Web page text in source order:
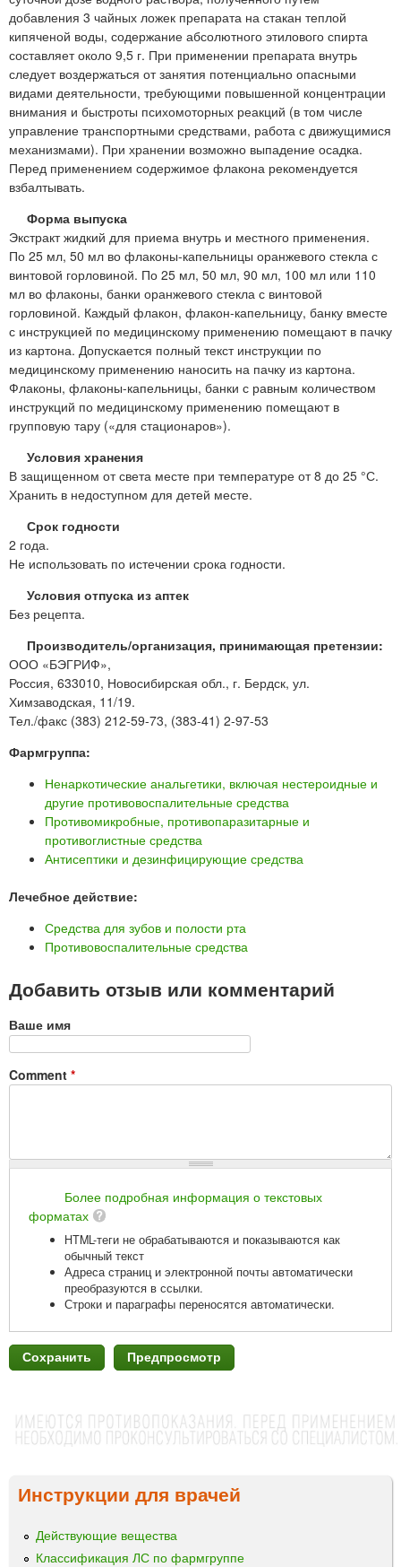
добавления 3 чайных ложек препарата на стакан теплой
кипяченой воды, содержание абсолютного этилового спирта
составляет около 9,5 г. При применении препарата внутрь
следует воздержаться от занятия потенциально опасными
видами деятельности, требующими повышенной концентрации
внимания и быстроты психомоторных реакций (в том числе
управление транспортными средствами, работа с движущимися
механизмами). При хранении возможно выпадение осадка.
Перед применением содержимое флакона рекомендуется
взбалтывать.
Форма выпуска
Экстракт жидкий для приема внутрь и местного применения.
По 25 мл, 50 мл во флаконы-капельницы оранжевого стекла с
винтовой горловиной. По 25 мл, 50 мл, 90 мл, 100 мл или 110
мл во флаконы, банки оранжевого стекла с винтовой
горловиной. Каждый флакон, флакон-капельницу, банку вместе
с инструкцией по медицинскому применению помещают в пачку
из картона. Допускается полный текст инструкции по
медицинскому применению наносить на пачку из картона.
Флаконы, флаконы-капельницы, банки с равным количеством
инструкций по медицинскому применению помещают в
групповую тару («для стационаров»).
Условия хранения
В защищенном от света месте при температуре от 8 до 25 °С.
Хранить в недоступном для детей месте.
Срок годности
2 года.
Не использовать по истечении срока годности.
Условия отпуска из аптек
Без рецепта.
Производитель/организация, принимающая претензии:
ООО «БЭГРИФ»,
Россия, 633010, Новосибирская обл., г. Бердск, ул.
Химзаводская, 11/19.
Тел./факс (383) 212-59-73, (383-41) 2-97-53
Фармгруппа:
Ненаркотические анальгетики, включая нестероидные и
другие противовоспалительные средства
Противомикробные, противопаразитарные и
противоглистные средства
Антисептики и дезинфицирующие средства
Лечебное действие:
Средства для зубов и полости рта
Противовоспалительные средства
Добавить отзыв или комментарий
Ваше имя
Comment *
Более подробная информация о текстовых
форматах
HTML-теги не обрабатываются и показываются как
обычный текст
Адреса страниц и электронной почты автоматически
преобразуются в ссылки.
Строки и параграфы переносятся автоматически.
Инструкции для врачей
Действующие вещества
Классификация ЛС по фармгруппе